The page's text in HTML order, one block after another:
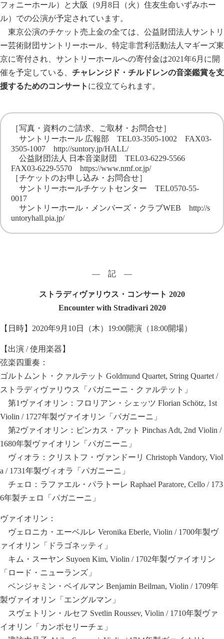
フォニーホール）と大阪（9月8日（火）住友生命いずみホー
ル）での公演が予定されています。
東京公演のチケット売上金の全ては、公益財団法人サントリ
ー芸術財団サントリーホール、特定非営利活動法人マギーズ東
京に寄付され、サントリーホールへの寄付金は2021年6月に開
催を予定している、 チャレンジド・チルドレンの音楽鑑賞を支
援するためのコンサート に役立てられます。
［写真・資料のご請求、ご取材・お問合せ］
サントリーホール 広報部 TEL03-3505-1002 FAX03-
3505-1007 http://suntory.jp/HALL/
公益財団法人 日本音楽財団 TEL03-6229-5566
FAX03-6229-5570 https://www.nmf.or.jp/
［チケットのお申し込み・お問合せ］
サントリーホールチケットセンター TEL0570-55-
0017
サントリーホール・メンバーズ・クラブWEB http://s
untoryhall.pia.jp/
― 記 ―
ストラディヴァリウス・コンサート 2020
Encounter with Stradivari 2020
【日時】2020年9月10日（木）19:00開演（18:00開場）
【出演 / 使用楽器】
弦楽四重奏：
ゴルトムント・クァルテット Goldmund Quartet, String Quartet /
ストラディヴァリウス「パガニーニ・クァルテット」
第1ヴァイオリン：フロリアン・シェッツ Florian Schötz, 1st
Violin / 1727年製ヴァイオリン「パガニーニ」
第2ヴァイオリン：ピンカス・アット Pinchas Adt, 2nd Violin /
1680年製ヴァイオリン「パガニーニ」
ヴィオラ：クリストフ・ヴァンドーリ Christoph Vandory, Viol
a / 1731年製ヴィオラ「パガニーニ」
チェロ：ラファエル・パラトーレ Raphael Paratore, Cello / 173
6年製チェロ「パガニーニ」
ヴァイオリン：
ヴェロニカ・エーベルレ Veronika Eberle, Violin / 1700年製ヴ
ァイオリン「ドラゴネッティ」
キム・スーヤン Suyoen Kim, Violin / 1702年製ヴァイオリン
「ロード・ニューランズ」
ベンジャミン・ベイルマン Benjamin Beilman, Violin / 1709年
製ヴァイオリン「エングルマン」
スヴェトリン・ルセフ Svetlin Roussev, Violin / 1710年製ヴァ
イオリン「カンポセリーチェ」